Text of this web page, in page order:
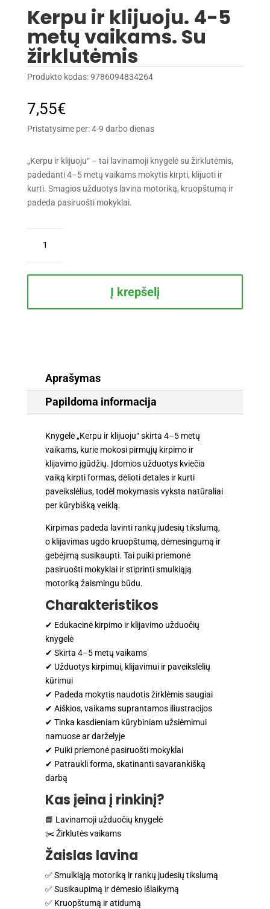
Kerpu ir klijuoju. 4-5
metų vaikams. Su
žirklutėmis
Produkto kodas:9786094834264
7,55€
Pristatysime per: 4-9 darbo dienas
„Kerpu ir klijuoju“ – tai lavinamoji knygelė su žirklutėmis,
padedanti 4–5 metų vaikams mokytis kirpti, klijuoti ir
kurti. Smagios užduotys lavina motoriką, kruopštumą ir
padeda pasiruošti mokyklai.
kiekis:
Kerpu
ir
žirklutėmis
Į krepšelį
Aprašymas
Papildoma informacija
Knygelė „Kerpu ir klijuoju“ skirta 4–5 metų
vaikams, kurie mokosi pirmųjų kirpimo ir
klijavimo įgūdžių. Įdomios užduotys kviečia
vaiką kirpti formas, dėlioti detales ir kurti
paveikslėlius, todėl mokymasis vyksta natūraliai
per kūrybišką veiklą.
Kirpimas padeda lavinti rankų judesių tikslumą,
o klijavimas ugdo kruopštumą, dėmesingumą ir
gebėjimą susikaupti. Tai puiki priemonė
pasiruošti mokyklai ir stiprinti smulkiąją
motoriką žaismingu būdu.
Charakteristikos
✔ Edukacinė kirpimo ir klijavimo užduočių
knygelė
✔ Skirta 4–5 metų vaikams
✔ Užduotys kirpimui, klijavimui ir paveikslėlių
kūrimui
✔ Padeda mokytis naudotis žirklėmis saugiai
✔ Aiškios, vaikams suprantamos iliustracijos
✔ Tinka kasdieniam kūrybiniam užsiėmimui
namuose ar darželyje
✔ Puiki priemonė pasiruošti mokyklai
✔ Patraukli forma, skatinanti savarankišką
darbą
Kas įeina į rinkinį?
📘 Lavinamoji užduočių knygelė
✂️ Žirklutės vaikams
Žaislas lavina
✅ Smulkiąją motoriką ir rankų judesių tikslumą
✅ Susikaupimą ir dėmesio išlaikymą
✅ Kruopštumą ir atidumą